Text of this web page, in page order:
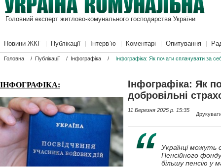
Головний експерт житлово-комунального господарства України
Новини ЖКГ Публікації Інтерв`ю Коментарі Опитування
Головна / Публікації / Інфографіка / Інфографіка: Як почати сплачувати за
ІНФОГРАФІКА:
Інфографіка: Як
добровільні
11 Березня 2025 p. 15:35
Українці можуть
Пенсійного
більшу пенсію у